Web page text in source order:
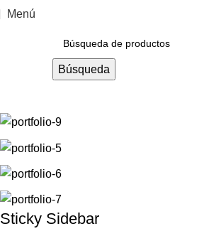
Menú
Búsqueda
Sticky Sidebar